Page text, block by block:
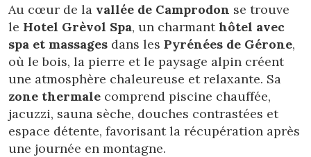
Au cœur de la vallée de Camprodon se trouve
le Hotel Grèvol Spa, un charmanthôtel avec
spa et massages dans les Pyrénées de Gérone,
où le bois, la pierre et le paysage alpin créent
une atmosphère chaleureuse et relaxante. Sa
zone thermale comprend piscine chauffée,
jacuzzi, sauna sèche, douches contrastées et
espace détente, favorisant la récupération après
une journée en montagne.